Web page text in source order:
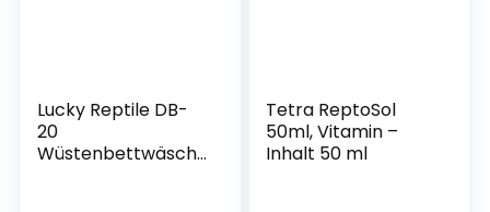
Lucky Reptile DB-
20
Wüstenbettwäsch
Tetra ReptoSol
50ml, Vitamin –
Inhalt 50 ml